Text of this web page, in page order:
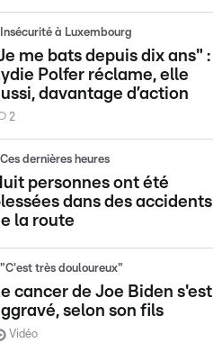
Insécurité à Luxembourg
me bats depuis dix ans" :
Polfer réclame, elle
davantage d’action
2
Ces dernières heures
personnes ont été
dans des accidents
la route
"C'est très douloureux"
cancer de Joe Biden s'est
selon son fils
Vidéo